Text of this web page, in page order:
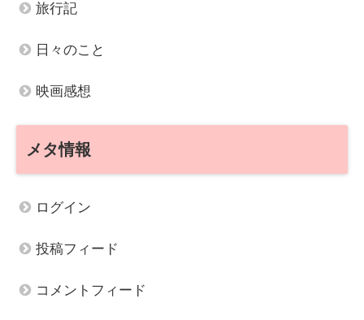
旅行記
日々のこと
映画感想
メタ情報
ログイン
投稿フィード
コメントフィード